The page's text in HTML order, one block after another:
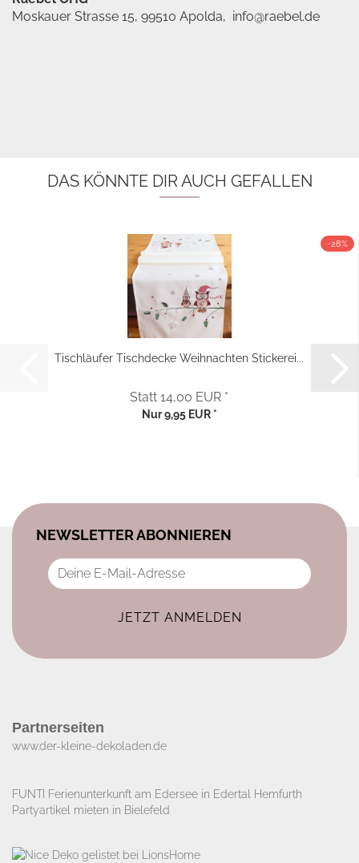
Moskauer Strasse 15, 99510 Apolda, info@raebel.de
DAS KÖNNTE DIR AUCH GEFALLEN
-28%
Tischläufer Tischdecke Weihnachten Stickerei...
Statt 14,00 EUR *
Nur 9,95 EUR *
NEWSLETTER ABONNIEREN
Partnerseiten
www.der-kleine-dekoladen.de​
FUNTI Ferienunterkunft am Edersee in Edertal Hemfurth
Partyartikel mieten in Bielefeld